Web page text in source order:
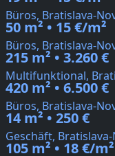
Büros, Bratislava-
50 m² • 15 €/m²
Büros, Bratislava-
215 m² • 3.260 €
Multifunktional,
420 m² • 6.500 €
Büros, Bratislava-
14 m² • 250 €
Geschäft,
105 m² • 18 €/m²